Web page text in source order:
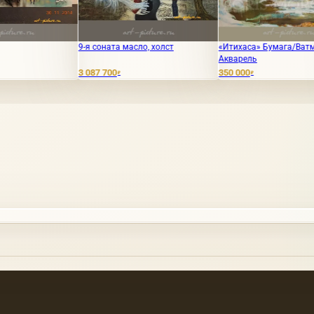
9-я соната масло, холст
«Итихаса» Бумага/Ватман /